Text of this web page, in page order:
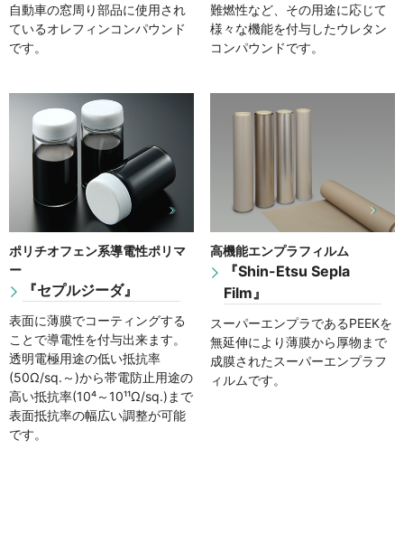
自動車の窓周り部品に使用され
ているオレフィンコンパウンド
です。
難燃性など、その用途に応じて
様々な機能を付与したウレタン
コンパウンドです。
ポリチオフェン系導電性ポリマ
ー
『セプルジーダ』
表面に薄膜でコーティングする
ことで導電性を付与出来ます。
透明電極用途の低い抵抗率
(50Ω/sq.～)から帯電防止用途の
高い抵抗率(10⁴～10¹¹Ω/sq.)まで
表面抵抗率の幅広い調整が可能
です。
高機能エンプラフィルム
『Shin-Etsu Sepla
Film』
スーパーエンプラであるPEEKを
無延伸により薄膜から厚物まで
成膜されたスーパーエンプラフ
ィルムです。